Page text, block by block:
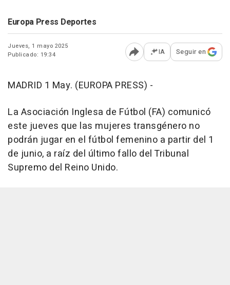
Europa Press Deportes
Jueves, 1 mayo 2025
Publicado: 19:34
Abrir opciones para
IA Seguir en
MADRID 1 May. (EUROPA PRESS) -
La Asociación Inglesa de Fútbol (FA) comunicó
este jueves que las mujeres transgénero no
podrán jugar en el fútbol femenino a partir del 1
de junio, a raíz del último fallo del Tribunal
Supremo del Reino Unido.